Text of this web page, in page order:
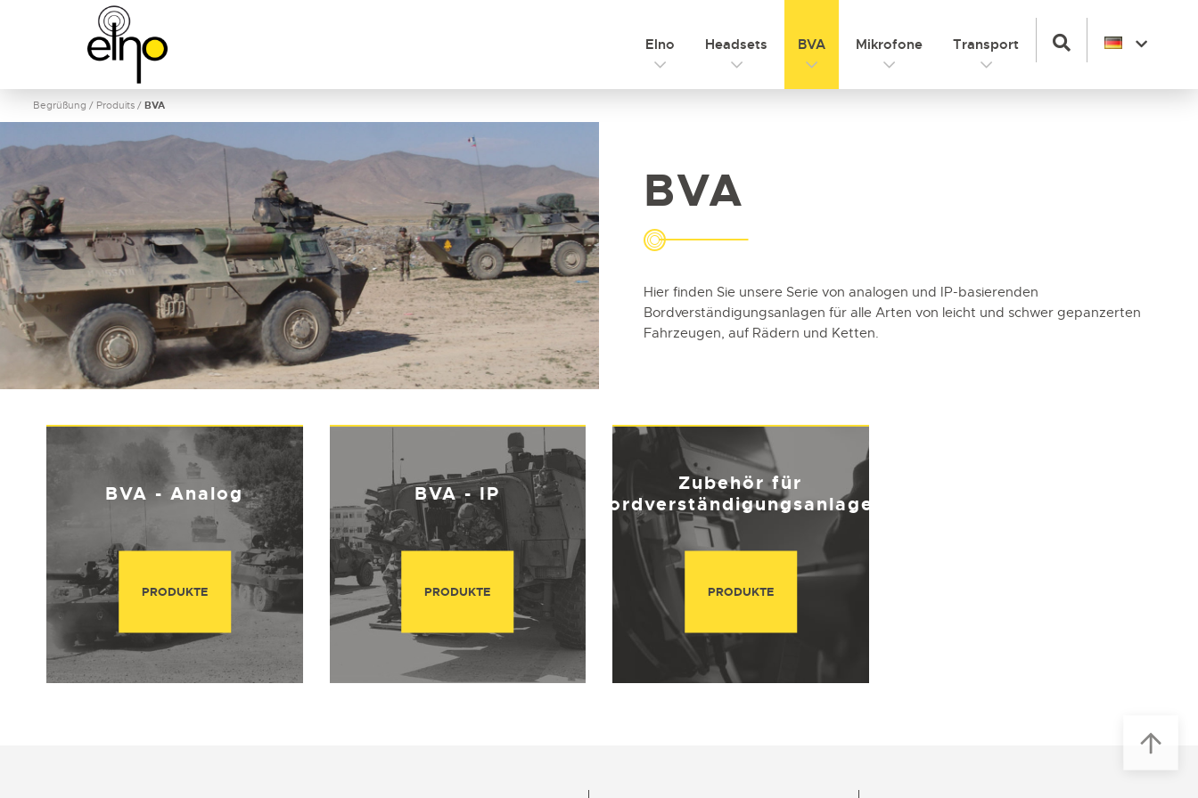
Elno Headsets BVA Mikrofone Transport
Begrüßung / Produits / BVA
BVA
Hier finden Sie unsere Serie von analogen und IP-basierenden
Bordverständigungsanlagen für alle Arten von leicht und schwer gepanzerten
Fahrzeugen, auf Rädern und Ketten.
BVA - Analog
PRODUKTE
BVA - IP
PRODUKTE
Zubehör für
Bordverständigungsanlagen
PRODUKTE